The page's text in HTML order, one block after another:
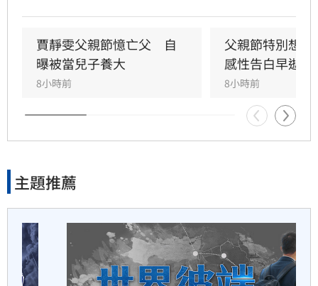
煮菜遭婆婆罵！尫勸別計較
人妻嘆像台傭
新／白海豚近北部海面！氣象
南電Q2財報公布後　目標價調
升
6小時前
在門外落淚。最讓狄志為心碎的是，當年陪病重
父親曬太陽時，自己因忙於接工作電話而忽視了
父親，沒想到那竟是父子最後的相處，父親回房
後便陷入永眠。這段錯過的對話成為他20年來心
中最深的遺憾，他以此感嘆，有些電話晚點接沒
關係，但錯過的親情與話語，可能再也無法挽
賈靜雯父親節憶亡父　自
曝被當兒子養大
8小時前
父親節特別想
感性告白早逝父
8小時前
主題推薦